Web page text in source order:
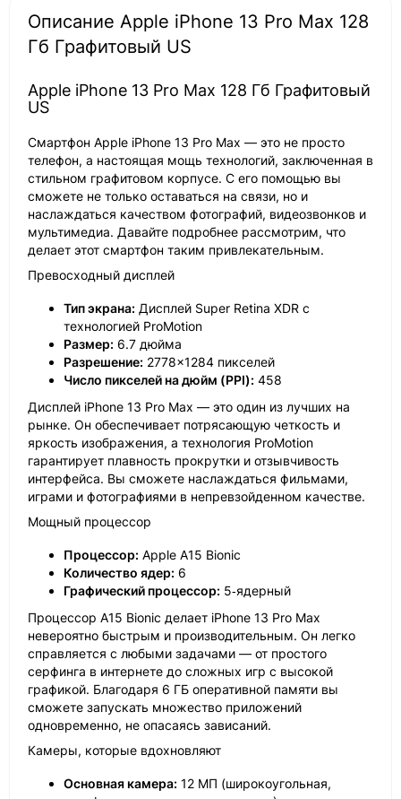
Описание Apple iPhone 13 Pro Max 128
Гб Графитовый US
Apple iPhone 13 Pro Max 128 Гб Графитовый
US
Смартфон Apple iPhone 13 Pro Max — это не просто
телефон, а настоящая мощь технологий, заключенная в
стильном графитовом корпусе. С его помощью вы
сможете не только оставаться на связи, но и
наслаждаться качеством фотографий, видеозвонков и
мультимедиа. Давайте подробнее рассмотрим, что
делает этот смартфон таким привлекательным.
Превосходный дисплей
Тип экрана: Дисплей Super Retina XDR с
технологией ProMotion
Размер: 6.7 дюйма
Разрешение: 2778×1284 пикселей
Число пикселей на дюйм (PPI): 458
Дисплей iPhone 13 Pro Max — это один из лучших на
рынке. Он обеспечивает потрясающую четкость и
яркость изображения, а технология ProMotion
гарантирует плавность прокрутки и отзывчивость
интерфейса. Вы сможете наслаждаться фильмами,
играми и фотографиями в непревзойденном качестве.
Мощный процессор
Процессор: Apple A15 Bionic
Количество ядер: 6
Графический процессор: 5‑ядерный
Процессор A15 Bionic делает iPhone 13 Pro Max
невероятно быстрым и производительным. Он легко
справляется с любыми задачами — от простого
серфинга в интернете до сложных игр с высокой
графикой. Благодаря 6 ГБ оперативной памяти вы
сможете запускать множество приложений
одновременно, не опасаясь зависаний.
Камеры, которые вдохновляют
Основная камера: 12 МП (широкоугольная,